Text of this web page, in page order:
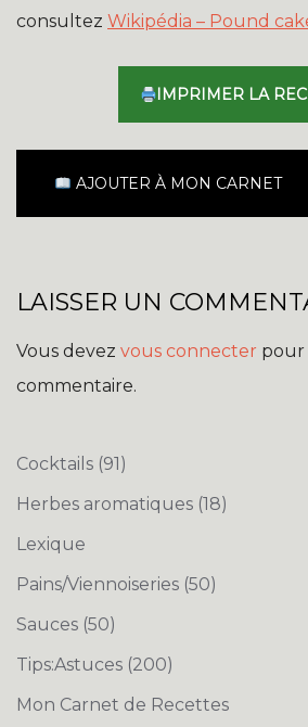
consultez Wikipédia – Pound
IMPRIMER LA
AJOUTER À MON CARNET
LAISSER UN
Vous devez vous connecter
commentaire.
Cocktails (91)
Herbes aromatiques (18)
Lexique
Pains/Viennoiseries (50)
Sauces (50)
Tips:Astuces (200)
Mon Carnet de Recettes